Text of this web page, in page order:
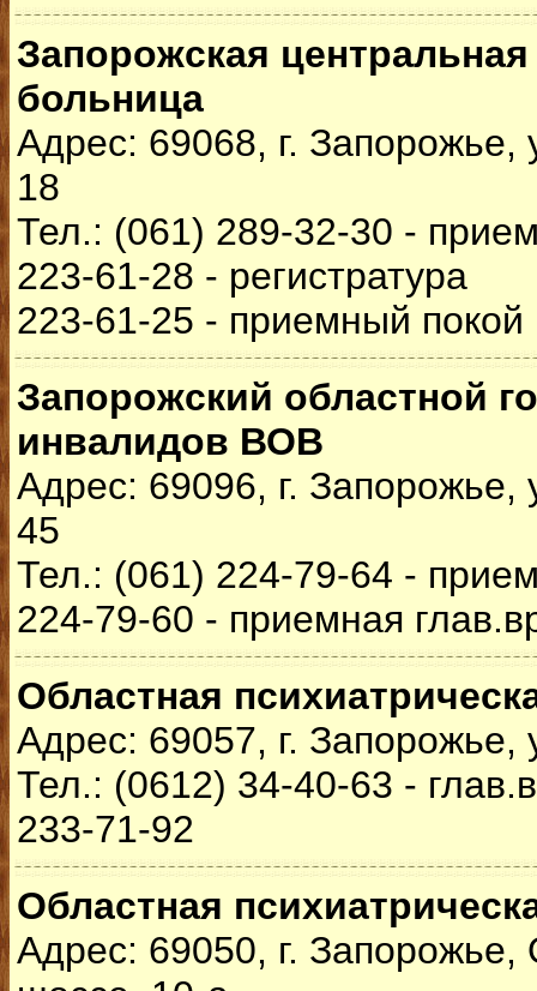
Запорожская
больница
Адрес: 69068, г. Запорожье,
18
Тел.: (061) 289-32-30 -
223-61-28 - регистратура
223-61-25 - приемный покой
Запорожский областной
инвалидов ВОВ
Адрес: 69096, г. Запорожье,
45
Тел.: (061) 224-79-64 -
224-79-60 - приемная
Областная
Адрес: 69057, г. Запорожье,
Тел.: (0612) 34-40-63 -
233-71-92
Областная
Адрес: 69050, г. Запорожье,